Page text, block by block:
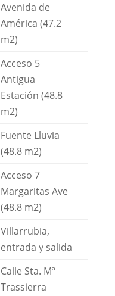
Avenida de
América (47.2
m2)
Acceso 5
Antigua
Estación (48.8
m2)
Fuente Lluvia
(48.8 m2)
Acceso 7
Margaritas Ave
(48.8 m2)
Villarrubia,
entrada y salida
Calle Sta. Mª
Trassierra